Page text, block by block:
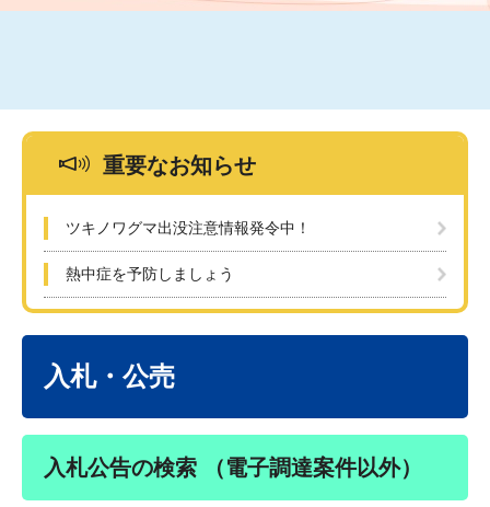
重要なお知らせ
ツキノワグマ出没注意情報発令中！
熱中症を予防しましょう
入札・公売
入札公告の検索 （電子調達案件以外）